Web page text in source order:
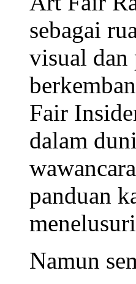
sebagai
visual dan
Fair
dalam
panduan
Namun